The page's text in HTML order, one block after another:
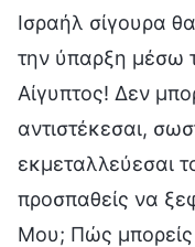
Ισραήλ σίγουρα
την ύπαρξη μέσω
Αίγυπτος! Δεν
αντιστέκεσαι,
εκμεταλλεύεσαι
προσπαθείς να
Μου; Πώς μπορείς